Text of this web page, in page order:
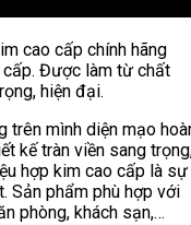
cao cấp chính hãng
cấp. Được làm từ chất
hiện đại.
trên mình diện mạo
kế tràn viền sang
hợp kim cao cấp là sự
Sản phẩm phù hợp với
phòng, khách sạn,…